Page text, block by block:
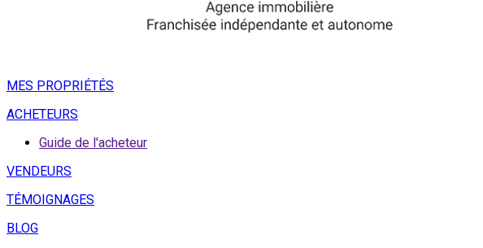
MES PROPRIÉTÉS
ACHETEURS
Guide de l'acheteur
VENDEURS
TÉMOIGNAGES
BLOG